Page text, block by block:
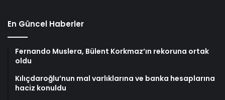
En Güncel Haberler
Fernando Muslera, Bülent Korkmaz’ın rekoruna ortak
oldu
Kılıçdaroğlu’nun mal varlıklarına ve banka hesaplarına
haciz konuldu